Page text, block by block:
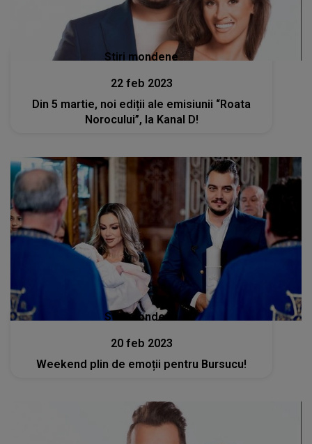
Stiri mondene
22 feb 2023
Din 5 martie, noi ediții ale emisiunii “Roata
Norocului”, la Kanal D!
Stiri mondene
20 feb 2023
Weekend plin de emoții pentru Bursucu!